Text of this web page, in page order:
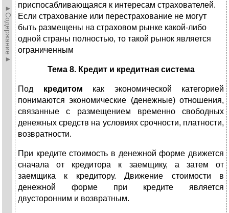
►Содержание►
приспосабливающаяся к интересам страхователей.
Если страхование или перестрахование не могут
быть размещены на страховом рынке какой-либо
одной страны полностью, то такой рынок является
ограниченным
Тема 8. Кредит и кредитная система
Под кредитом как экономической категорией
понимаются экономические (денежные) отношения,
связанные с размещением временно свободных
денежных средств на условиях срочности, платности,
возвратности.
При кредите стоимость в денежной форме движется
сначала от кредитора к заемщику, а затем от
заемщика к кредитору. Движение стоимости в
денежной форме при кредите является
двусторонним и возвратным.